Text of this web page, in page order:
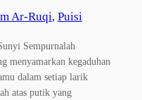
Ar-Ruqi, Puisi
Sempurnalah
menyamarkan kegaduhan
dalam setiap larik
atas putik yang